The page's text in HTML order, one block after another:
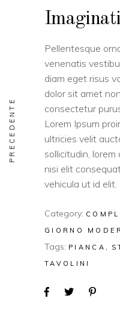
Pellentesque
venenatis
diam eget risus
dolor sit amet
consectetur
Lorem Ipsum
ultricies velit
sollicitudin, lorem
nisi elit
vehicula ut id elit.
Category:
GIORNO
Tags: PIANCA
TAVOLINI
PRECEDENTE